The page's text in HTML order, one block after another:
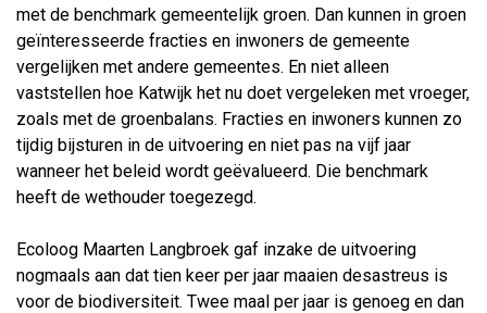
met de benchmark gemeentelijk groen. Dan kunnen in groen
geïnteresseerde fracties en inwoners de gemeente
vergelijken met andere gemeentes. En niet alleen
vaststellen hoe Katwijk het nu doet vergeleken met vroeger,
zoals met de groenbalans. Fracties en inwoners kunnen zo
tijdig bijsturen in de uitvoering en niet pas na vijf jaar
wanneer het beleid wordt geëvalueerd. Die benchmark
heeft de wethouder toegezegd.
Ecoloog Maarten Langbroek gaf inzake de uitvoering
nogmaals aan dat tien keer per jaar maaien desastreus is
voor de biodiversiteit. Twee maal per jaar is genoeg en dan